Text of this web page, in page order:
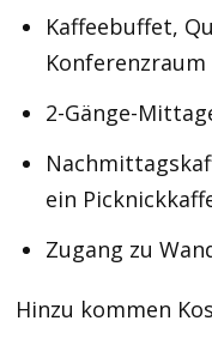
Kaffeebuffet,
Konferenzraum
2-Gänge-
ein
Zugang zu
Hinzu kommen